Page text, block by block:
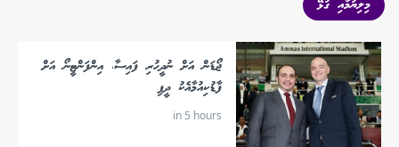
މިލިޔުމާއި ގުޅޭ
ޖޯޑަން އަށް ނުދީހުރި ފައިސާ، އިންފަންޓީނޯ އަށް
ފާޑުކިއުމާއެކު ދީފި
in 5 hours